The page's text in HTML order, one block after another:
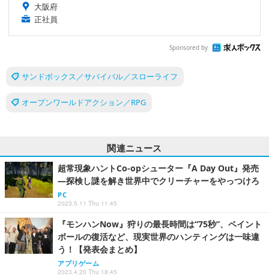
大阪府
正社員
Sponsored by
サンドボックス／サバイバル／スローライフ
オープンワールドアクション／RPG
関連ニュース
超常現象ハントCo-opシューター『A Day Out』発売
―探検し謎を解き世界中でクリーチャーをやっつけろ
PC
2023.5.11 Thu 11:45
『モンハンNow』狩りの最長時間は“75秒”、ペイント
ボールの復活など、現実世界のハンティングは一味違
う！【発表会まとめ】
アプリゲーム
2023.4.20 Thu 18:45